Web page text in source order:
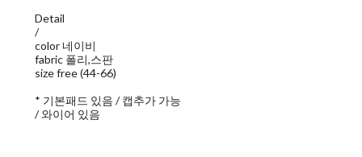
Detail
/
color 네이비
fabric 폴리,스판
size free (44-66)
* 기본패드 있음 / 캡추가 가능
/ 와이어 있음